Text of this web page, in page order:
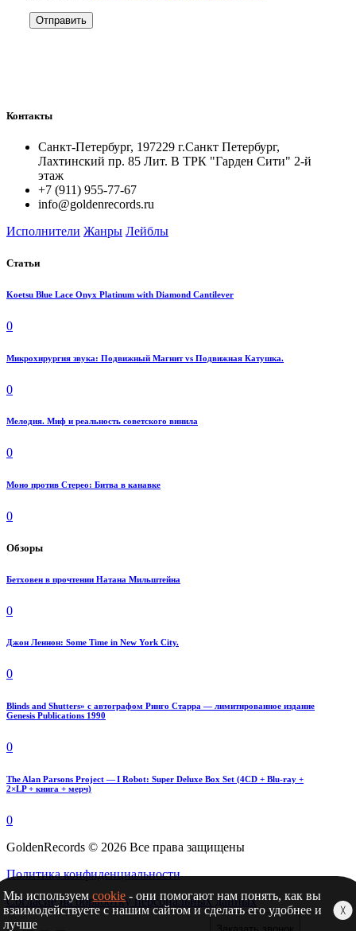
Контакты
Санкт-Петербург, 197229 г.Санкт Петербург,
Лахтинский пр. 85 Лит. B ТРК "Гарден Сити" 2-й
этаж
+7 (911) 955-77-67
info@goldenrecords.ru
Исполнители Жанры Лейблы
Статьи
Koetsu Blue Lace Onyx Platinum with Diamond Cantilever
0
Микрохирургия звука: Подвижный Магнит vs Подвижная Катушка.
0
Мелодия. Миф и реальность советского винила
0
Моно против Стерео: Битва в канавке
0
Обзоры
Бетховен в прочтении Натана Мильштейна
0
Джон Леннон: Some Time in New York City.
0
Blinds and Shutters» с автографом Ринго Старра — лимитированное издание
Genesis Publications 1990
0
The Alan Parsons Project — I Robot: Super Deluxe Box Set (4CD + Blu-ray +
2×LP + книга + мерч)
0
GoldenRecords © 2026 Все права защищены
Политика конфиденциальности
Согласие на обработку персональных данных
Мы используемcookie - они помогают нам понять, как вы
взаимодействуете с нашим сайтом и сделать его удобнее и
лучше
╳